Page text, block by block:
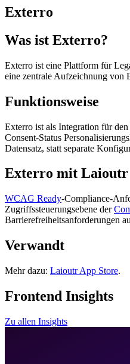
Exterro
Was ist Exterro?
Exterro ist eine Plattform für
eine zentrale Aufzeichnung von
Funktionsweise
Exterro ist als Integration für
Consent-Status
Datensatz, statt separate
Exterro mit Laioutr
WCAG Ready-Compliance-
Zugriffssteuerungsebene der
Barrierefreiheitsanforderungen
Verwandt
Mehr dazu: Laioutr App Store.
Frontend Insights
Zu allen Insights